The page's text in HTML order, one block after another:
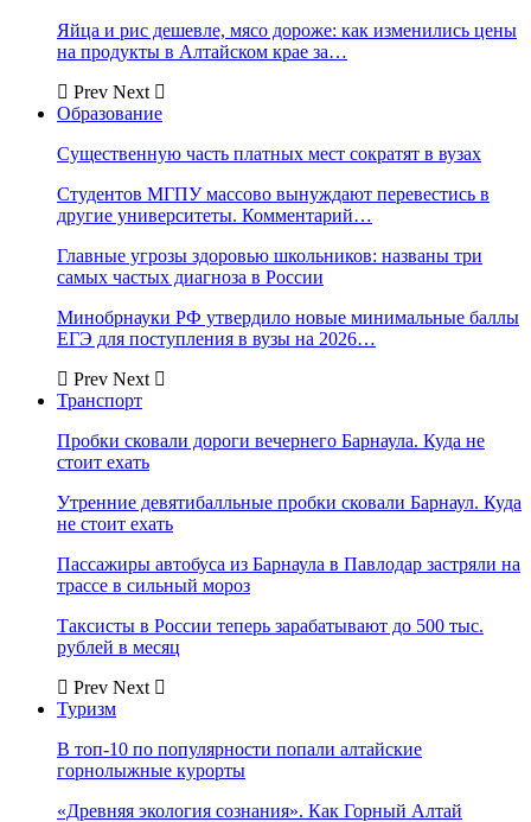
Яйца и рис дешевле, мясо дороже: как изменились цены
на продукты в Алтайском крае за…
Prev Next
Образование
Существенную часть платных мест сократят в вузах
Студентов МГПУ массово вынуждают перевестись в
другие университеты. Комментарий…
Главные угрозы здоровью школьников: названы три
самых частых диагноза в России
Минобрнауки РФ утвердило новые минимальные баллы
ЕГЭ для поступления в вузы на 2026…
Prev Next
Транспорт
Пробки сковали дороги вечернего Барнаула. Куда не
стоит ехать
Утренние девятибалльные пробки сковали Барнаул. Куда
не стоит ехать
Пассажиры автобуса из Барнаула в Павлодар застряли на
трассе в сильный мороз
Таксисты в России теперь зарабатывают до 500 тыс.
рублей в месяц
Prev Next
Туризм
В топ-10 по популярности попали алтайские
горнолыжные курорты
«Древняя экология сознания». Как Горный Алтай